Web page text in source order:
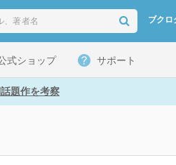
ブクロ
式ショップ サポート
題作を考察